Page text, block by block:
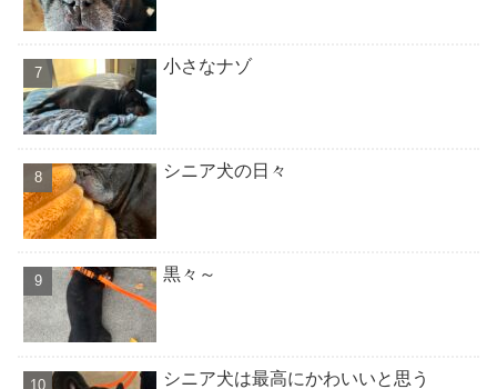
小さなナゾ
シニア犬の日々
黒々～
シニア犬は最高にかわいいと思う